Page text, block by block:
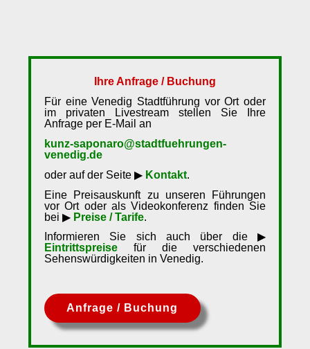
Ihre Anfrage / Buchung
Für eine Venedig Stadtführung vor Ort oder
im privaten Livestream stellen Sie Ihre
Anfrage per E-Mail an
kunz-saponaro@stadtfuehrungen-
venedig.de
oder auf der Seite ▶ Kontakt.
Eine Preisauskunft zu unseren Führungen
vor Ort oder als Videokonferenz finden Sie
bei ▶ Preise / Tarife.
Informieren Sie sich auch über die ▶
Eintrittspreisefür die verschiedenen
Sehenswürdigkeiten in Venedig.
Anfrage / Buchung